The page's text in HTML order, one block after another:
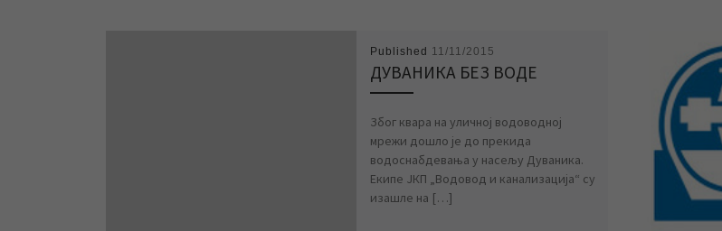
Published 11/11/2015
ДУВАНИКА БЕЗ ВОДЕ
Због квара на уличној водоводној
мрежи дошло је до прекида
водоснабдевања у насељу Дуваника.
Екипе ЈКП „Водовод и канализација“ су
изашле на […]